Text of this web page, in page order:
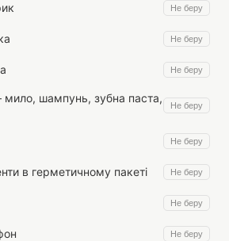
Не беру
Не беру
Не беру
мило, шампунь, зубна паста,
Не беру
Не беру
в герметичному пакеті Не беру
Не беру
Не беру